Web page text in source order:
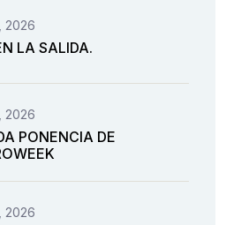
2026
LA SALIDA.
2026
PONENCIA DE
2026